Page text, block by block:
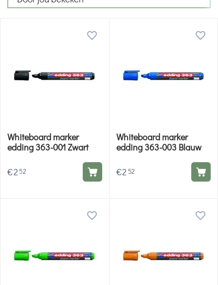
Whiteboard marker
edding 363-001 Zwart
€2 52
Whiteboard marker
edding 363-003 Blauw
€2 52